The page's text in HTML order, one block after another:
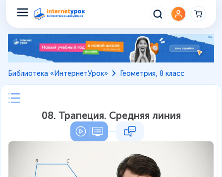
Библиотека «ИнтернетУрок» Геометрия, 8 класс
08. Трапеция. Средняя линия